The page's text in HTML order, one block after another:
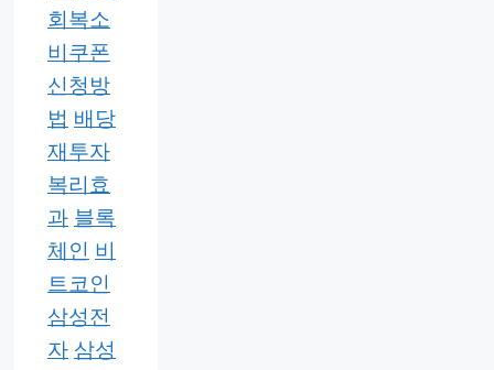
회복소
비쿠폰
신청방
법 배당
재투자
복리효
과 블록
체인 비
트코인
삼성전
자 삼성